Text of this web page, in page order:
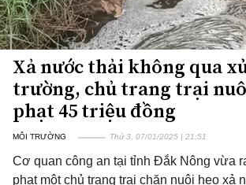
Xả nước thải không qua
trường, chủ trang trại
phạt 45 triệu đồng
MÔI TRƯỜNG Thứ 3, 07/01/2025 | 21:51
Cơ quan công an tại tỉnh Đắk Nông vừa
phạt một chủ trang trại chăn nuôi heo xả